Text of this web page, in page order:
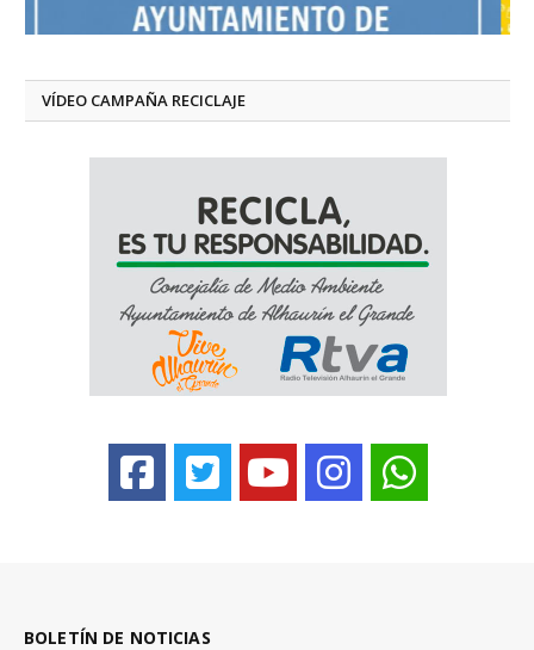
VÍDEO CAMPAÑA RECICLAJE
BOLETÍN DE NOTICIAS